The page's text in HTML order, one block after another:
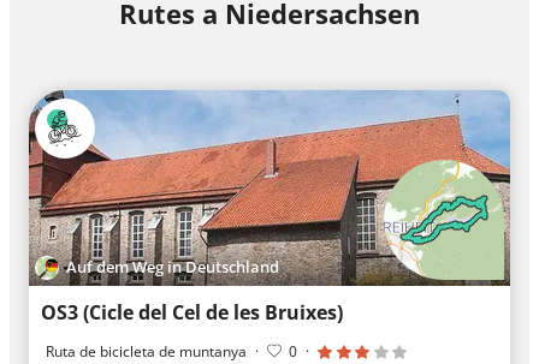
Rutes a Niedersachsen
Auf dem Weg in Deutschland
OS3 (Cicle del Cel de les Bruixes)
Ruta de bicicleta de muntanya · 0 ·